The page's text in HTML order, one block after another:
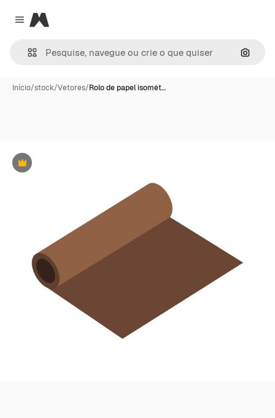
Close menu
Magnific
Início/stock/Vetores/Rolo de papel isomét…
Premium